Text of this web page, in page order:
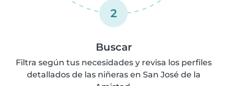
2
Buscar
Filtra según tus necesidades y revisa los perfiles
detallados de las niñeras en San José de la